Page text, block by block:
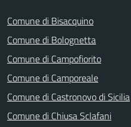
Comune di Bisacquino
Comune di Bolognetta
Comune di Campofiorito
Comune di Camporeale
Comune di Castronovo di Sicilia
Comune di Chiusa Sclafani